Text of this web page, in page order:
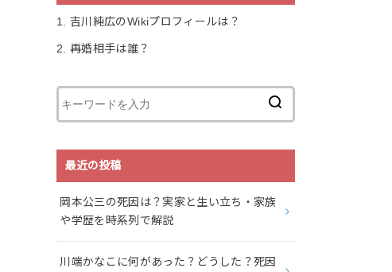
1. 吉川純広のWikiプロフィールは？
2. 再婚相手は誰？
最近の投稿
岡本公三の死因は？実家と生い立ち・家族
や学歴を時系列で解説
川端かなこに何があった？どうした？死因